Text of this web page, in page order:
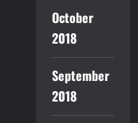
October
2018
September
2018